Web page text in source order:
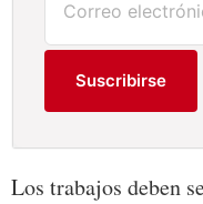
Suscribirse
Los trabajos deben